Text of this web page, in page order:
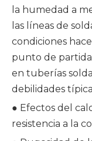
la humedad a
las líneas de
condiciones
punto de
en tuberías
debilidades
● Efectos del
resistencia a la